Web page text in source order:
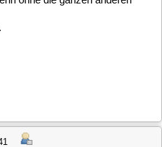
neu aufgesetztes
»